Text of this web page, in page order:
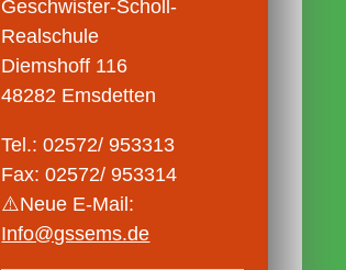
Geschwister-Scholl-
Realschule
Diemshoff 116
48282 Emsdetten
Tel.: 02572/ 953313
Fax: 02572/ 953314
⚠️Neue E-Mail:
Info@gssems.de